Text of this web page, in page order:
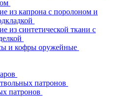
из капрона с поролоном и
из синтетической ткани с
и кофры оружейные
патронов
патронов